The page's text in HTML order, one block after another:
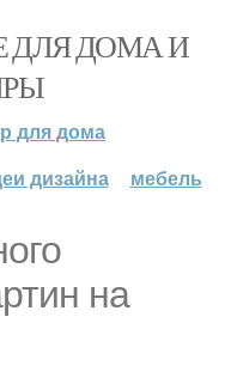
ДЛЯ ДОМА И
для дома
дизайна мебель
на